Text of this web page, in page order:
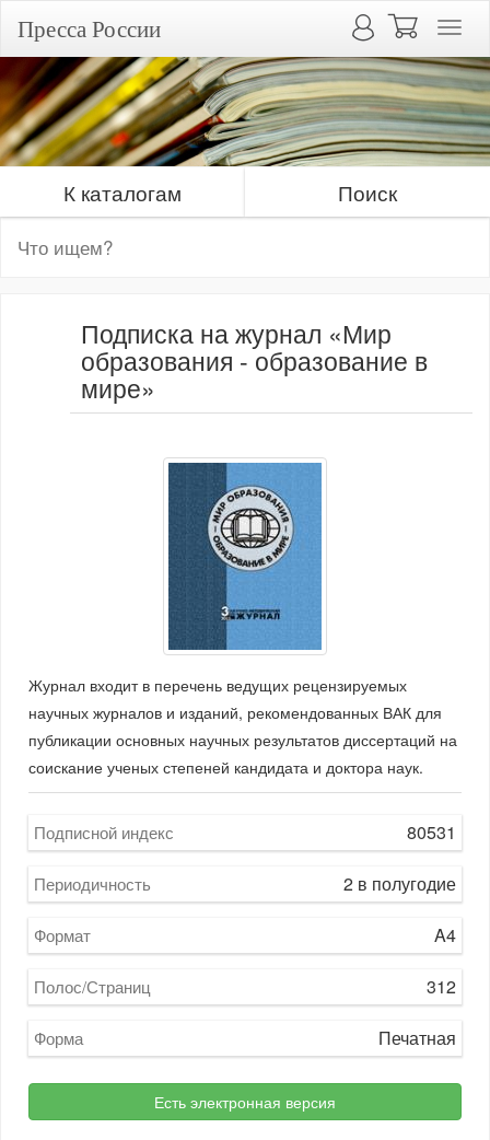
Пресса России
К каталогам Поиск
Подписка на журнал «Мир
образования - образование в
мире»
Журнал входит в перечень ведущих рецензируемых
научных журналов и изданий, рекомендованных ВАК для
публикации основных научных результатов диссертаций на
соискание ученых степеней кандидата и доктора наук.
Подписной индекс 80531
Периодичность 2 в полугодие
Формат A4
Полос/Страниц 312
Форма Печатная
Есть электронная версия